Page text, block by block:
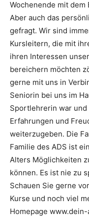
Wochenende mit dem
Aber auch das
gefragt. Wir sind
Kursleitern, die mit
ihren Interessen
bereichern möchten
gerne mit uns in
Seniorin bei uns im
Sportlehrerin war
Erfahrungen und
weiterzugeben. Die
Familie des ADS ist
Alters Möglichkeiten
können. Es ist nie zu
Schauen Sie gerne
Kurse und noch viel
Homepage